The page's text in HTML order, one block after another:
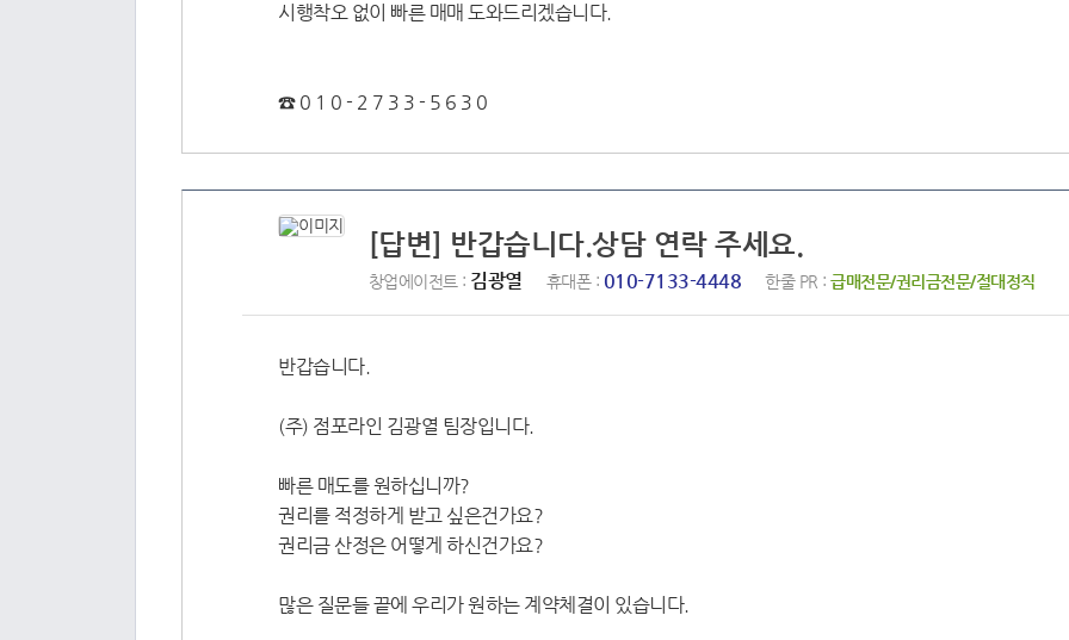
시행착오 없이 빠른 매매 도와드리겠습니다.
☎ 0 1 0 - 2 7 3 3 - 5 6 3 0
[답변] 반갑습니다.상담 연락 주세요.
창업에이전트 : 김광열 휴대폰 : 010-7133-4448 한줄 PR : 급매전문/권리금전문/절대정직
반갑습니다.
(주) 점포라인 김광열 팀장입니다.
빠른 매도를 원하십니까?
권리를 적정하게 받고 싶은건가요?
권리금 산정은 어떻게 하신건가요?
많은 질문들 끝에 우리가 원하는 계약체결이 있습니다.